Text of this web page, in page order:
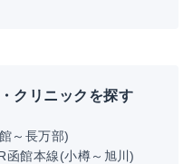
クリニックを探す
～長万部)
函館本線(小樽～旭川)